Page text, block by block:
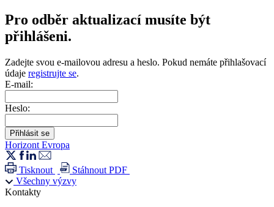
Pro odběr aktualizací musíte být
přihlášeni.
Zadejte svou e-mailovou adresu a heslo. Pokud nemáte přihlašovací
údaje registrujte se.
E-mail:
Heslo:
Horizont Evropa
Tisknout
Stáhnout PDF
Všechny výzvy
Kontakty